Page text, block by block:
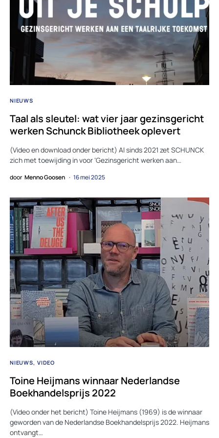
NIEUWS
Taal als sleutel: wat vier jaar gezinsgericht
werken Schunck Bibliotheek oplevert
(Video en download onder bericht) Al sinds 2021 zet SCHUNCK
zich met toewijding in voor ‘Gezinsgericht werken aan…
door Menno Goosen 16 mei 2025
NIEUWS VIDEO
Toine Heijmans winnaar Nederlandse
Boekhandelsprijs 2022
(Video onder het bericht) Toine Heijmans (1969) is de winnaar
geworden van de Nederlandse Boekhandelsprijs 2022. Heijmans
ontvangt…